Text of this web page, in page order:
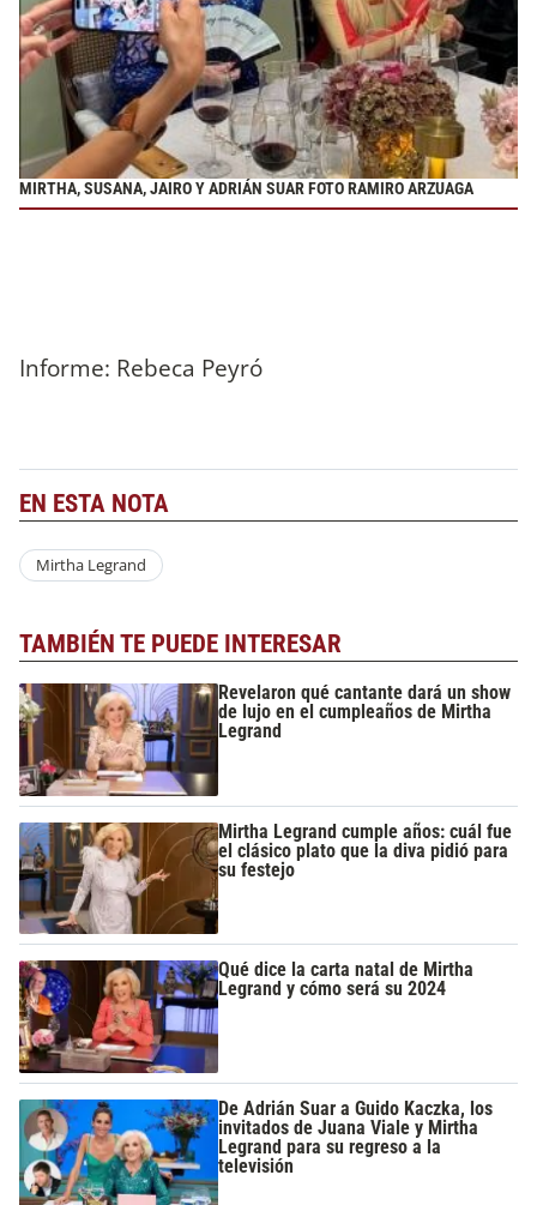
MIRTHA, SUSANA, JAIRO Y ADRIÁN SUAR FOTO RAMIRO ARZUAGA
Informe: Rebeca Peyró
EN ESTA NOTA
Mirtha Legrand
TAMBIÉN TE PUEDE INTERESAR
Revelaron qué cantante dará un show
de lujo en el cumpleaños de Mirtha
Legrand
Mirtha Legrand cumple años: cuál fue
el clásico plato que la diva pidió para
su festejo
Qué dice la carta natal de Mirtha
Legrand y cómo será su 2024
De Adrián Suar a Guido Kaczka, los
invitados de Juana Viale y Mirtha
Legrand para su regreso a la
televisión